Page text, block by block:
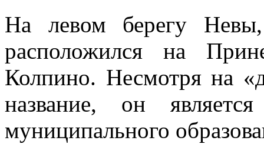
На левом берегу
расположился на
Колпино. Несмотря на
название, он
муниципального